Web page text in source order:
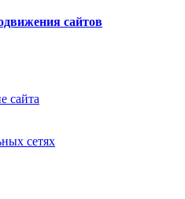
сайтов
сайта
сетях